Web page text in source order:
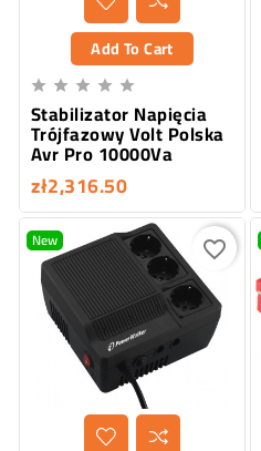
Add To Cart
    
Stabilizator Napięcia
Trójfazowy Volt Polska
Avr Pro 10000Va
zł2,316.50
New favorite_border